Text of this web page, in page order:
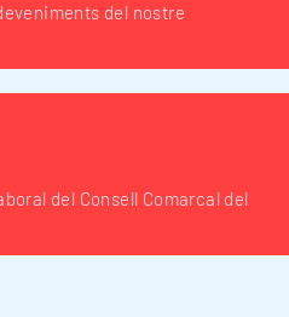
del nostre
del Consell Comarcal del